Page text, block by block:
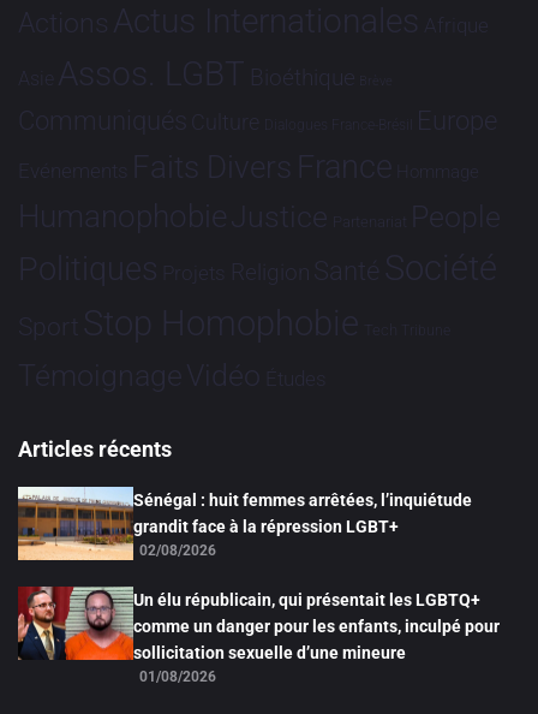
Actions Actus Internationales Afrique
Asie Assos. LGBT Bioéthique Brève
Communiqués Culture Dialogues France-Brésil Europe
Evénements Faits Divers France Hommage
HumanophobieJustice Partenariat People
Politiques Projets Religion Santé Société
Sport Stop Homophobie Tech Tribune
TémoignageVidéo Études
Articles récents
Sénégal : huit femmes arrêtées, l’inquiétude
grandit face à la répression LGBT+
02/08/2026
Un élu républicain, qui présentait les LGBTQ+
comme un danger pour les enfants, inculpé pour
sollicitation sexuelle d’une mineure
01/08/2026